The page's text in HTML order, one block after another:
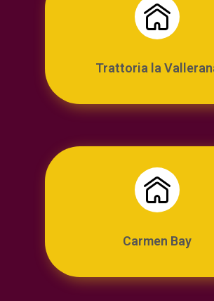
Trattoria la
Carmen Bay